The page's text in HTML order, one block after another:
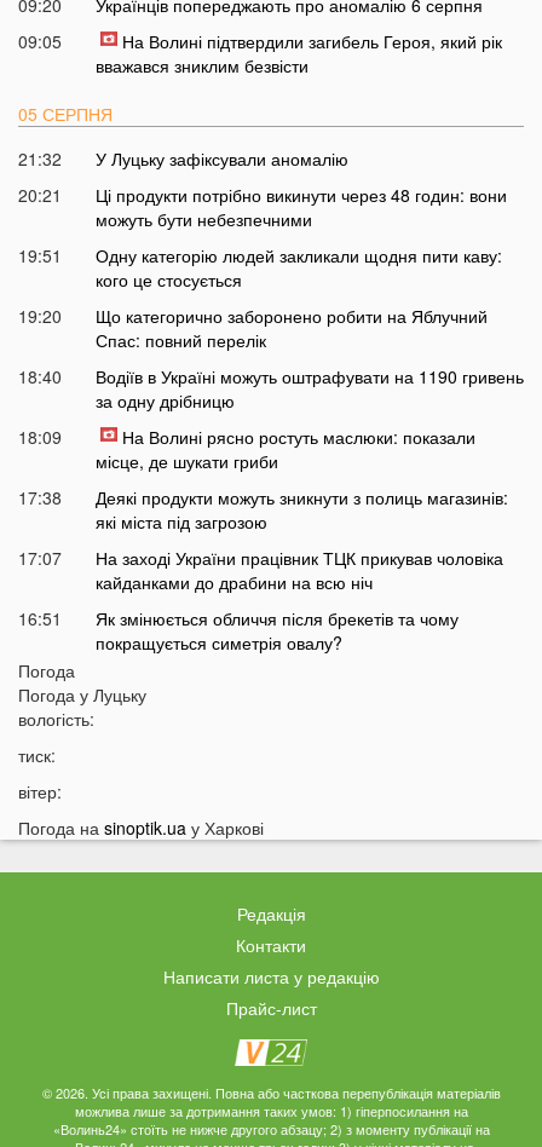
09:20
Українців попереджають про аномалію 6 серпня
09:05
На Волині підтвердили загибель Героя, який рік
вважався зниклим безвісти
05 СЕРПНЯ
21:32
У Луцьку зафіксували аномалію
20:21
Ці продукти потрібно викинути через 48 годин: вони
можуть бути небезпечними
19:51
Одну категорію людей закликали щодня пити каву:
кого це стосується
19:20
Що категорично заборонено робити на Яблучний
Спас: повний перелік
18:40
Водіїв в Україні можуть оштрафувати на 1190 гривень
за одну дрібницю
18:09
На Волині рясно ростуть маслюки: показали
місце, де шукати гриби
17:38
Деякі продукти можуть зникнути з полиць магазинів:
які міста під загрозою
17:07
На заході України працівник ТЦК прикував чоловіка
кайданками до драбини на всю ніч
16:51
Як змінюється обличчя після брекетів та чому
покращується симетрія овалу?
16:36
Україні
15:53
дату
На Світязі водій не пропустив людей з дітьми на
пішохідному переході: спалахнув новий скандал
Росія готує новий масований удар: які області під
Відома тарологиня зробила тривожне передбачення
про війну в Україні
14:15
«Не зупинився перед кортежем»: на Волині
спалахнув скандал через водія автобуса
Погода
Погода у Луцьку
вологість:
тиск:
вітер:
Погода на sinoptik.ua у Харкові
Редакція
Контакти
Написати листа у редакцію
Прайс-лист
© 2026. Усі права захищені. Повна або часткова перепублікація матеріалів
можлива лише за дотримання таких умов: 1) гіперпосилання на
«Волинь24» стоїть не нижче другого абзацу; 2) з моменту публікації на